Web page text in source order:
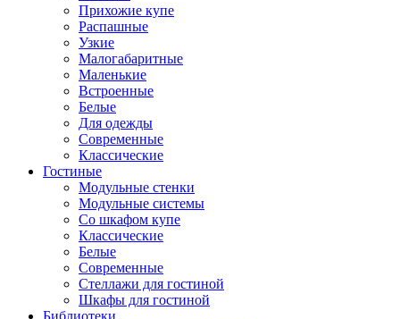
Прихожие купе
Распашные
Узкие
Малогабаритные
Маленькие
Встроенные
Белые
Для одежды
Современные
Классические
Гостиные
Модульные стенки
Модульные системы
Со шкафом купе
Классические
Белые
Современные
Стеллажи для гостиной
Шкафы для гостиной
Библиотеки